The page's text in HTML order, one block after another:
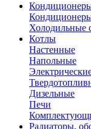
Холодильные
Котлы
Настенные
Напольные
Дизельные
Печи
Радиаторы,